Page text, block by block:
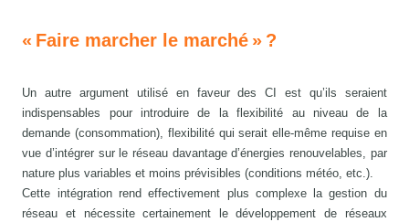
« Faire marcher le marché » ?
Un autre argument utilisé en faveur des CI est qu’ils seraient
indispensables pour introduire de la flexibilité au niveau de la
demande (consommation), flexibilité qui serait elle-même requise en
vue d’intégrer sur le réseau davantage d’énergies renouvelables, par
nature plus variables et moins prévisibles (conditions météo, etc.).
Cette intégration rend effectivement plus complexe la gestion du
réseau et nécessite certainement le développement de réseaux